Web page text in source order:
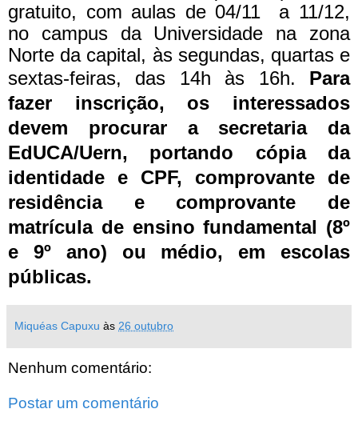
gratuito, com aulas de 04/11 a 11/12,
no campus da Universidade na zona
Norte da capital, às segundas, quartas e
sextas-feiras, das 14h às 16h. Para
fazer inscrição, os interessados
devem procurar a secretaria da
EdUCA/Uern, portando cópia da
identidade e CPF, comprovante de
residência e comprovante de
matrícula de ensino fundamental (8º
e 9º ano) ou médio, em escolas
públicas.
Miquéas Capuxu às 26 outubro
Nenhum comentário:
Postar um comentário